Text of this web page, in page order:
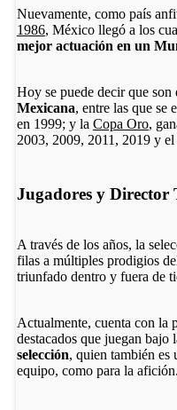
Nuevamente, como país
1986, México llegó a los
mejor actuación en un
Hoy se puede decir que son
Mexicana, entre las que se
en 1999; y la Copa Oro,
2003, 2009, 2011, 2019 y el
Jugadores y Director
A través de los años, la
filas a múltiples prodigios
triunfado dentro y fuera de
Actualmente, cuenta con la
destacados que juegan bajo
selección, quien también es
equipo, como para la afición.